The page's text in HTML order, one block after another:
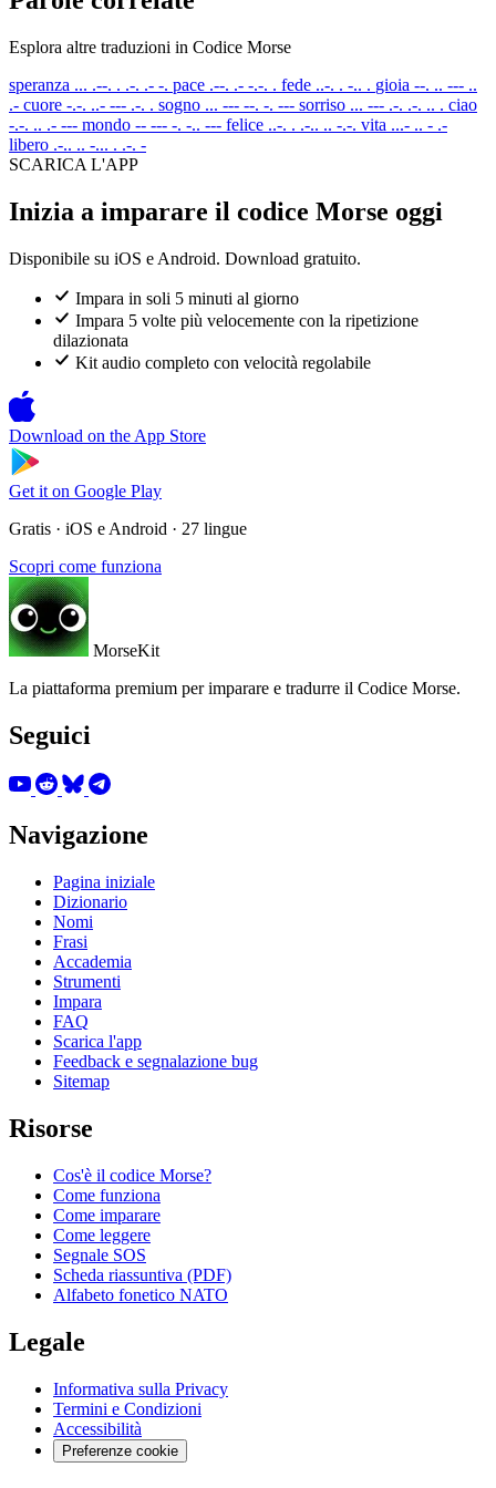
Esplora altre traduzioni in Codice Morse
speranza ... .--. . .-. .- -. pace .--. .- -.-. . fede ..-. . -.. . gioia --. .. --- ..
.- cuore -.-. ..- --- .-. . sogno ... --- --. -. --- sorriso ... --- .-. .-. .. . ciao
-.-. .. .- --- mondo -- --- -. -.. --- felice ..-. . .-.. .. -.-. vita ...- .. - .-
libero .-.. .. -... . .-. -
SCARICA L'APP
Inizia a imparare il codice Morse oggi
Disponibile su iOS e Android. Download gratuito.
Impara in soli 5 minuti al giorno
Impara 5 volte più velocemente con la ripetizione
dilazionata
Kit audio completo con velocità regolabile
Download on the App Store
Get it on Google Play
Gratis · iOS e Android · 27 lingue
Scopri come funziona
MorseKit
La piattaforma premium per imparare e tradurre il Codice Morse.
Seguici
Navigazione
Pagina iniziale
Dizionario
Nomi
Frasi
Accademia
Strumenti
Impara
FAQ
Scarica l'app
Feedback e segnalazione bug
Sitemap
Risorse
Cos'è il codice Morse?
Come funziona
Come imparare
Come leggere
Segnale SOS
Scheda riassuntiva (PDF)
Alfabeto fonetico NATO
Legale
Informativa sulla Privacy
Termini e Condizioni
Accessibilità
Preferenze cookie